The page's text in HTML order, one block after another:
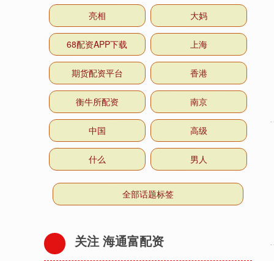
亮相 大妈
68配资APP下载 上海
期货配资平台 香港
衡牛所配资 南京
中国 高级
什么 男人
全部话题标签
关注 海通富配资